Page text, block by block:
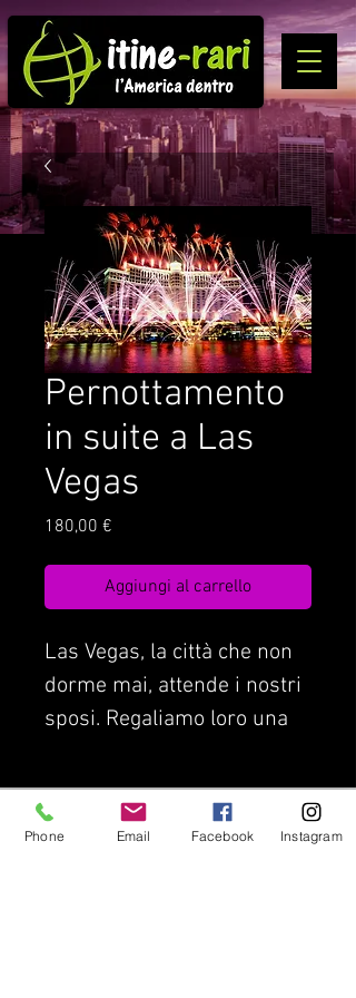
Pernottamento
in suite a Las
Vegas
180,00 €
Aggiungi al carrello
Las Vegas, la città che non
dorme mai, attende i nostri
sposi. Regaliamo loro una
suite.
Condizioni di Contratto Assicurazione di viaggio
Phone Email Facebook Instagram